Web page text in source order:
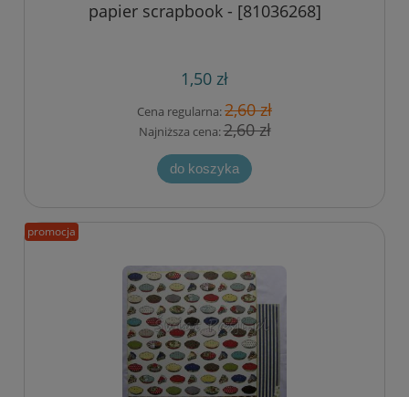
papier scrapbook - [81036268]
1,50 zł
Cena regularna:2,60 zł
Najniższa cena:2,60 zł
do koszyka
promocja